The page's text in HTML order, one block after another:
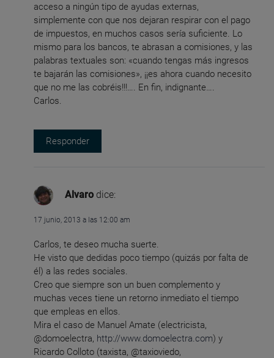
acceso a ningún tipo de ayudas externas,
simplemente con que nos dejaran respirar con el pago
de impuestos, en muchos casos sería suficiente. Lo
mismo para los bancos, te abrasan a comisiones, y las
palabras textuales son: «cuando tengas más ingresos
te bajarán las comisiones», ¡¡es ahora cuando necesito
que no me las cobréis!!!…. En fin, indignante….
Carlos.
Responder
Alvaro dice:
17 junio, 2013 a las 12:00 am
Carlos, te deseo mucha suerte.
He visto que dedidas poco tiempo (quizás por falta de
él) a las redes sociales.
Creo que siempre son un buen complemento y
muchas veces tiene un retorno inmediato el tiempo
que empleas en ellos.
Mira el caso de Manuel Amate (electricista,
@domoelectra, http://www.domoelectra.com) y
Ricardo Colloto (taxista, @taxioviedo,